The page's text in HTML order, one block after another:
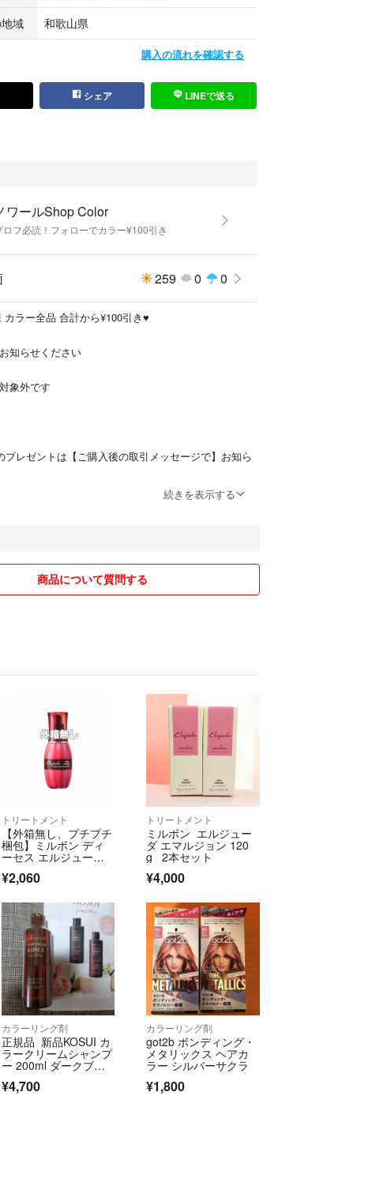
80g×１本
レーボトルなのですぐに使えます♪
本、ロングは２本必要
ラー コチラをタップ
アディクシー
ホワイトブリーチ ブルーブリーチ ワイエスパー
ー プリミエンス ナプラ N. イルミナ ウエラ ホーユ
フラン タマリス オージュア トキオ ブローネ サイ
ロンドプロ ダリヤ ヘンケル シエロ リーゼ パルテ
ラボ ビューティーン ムラサキシャンプー クオルシ
GATSBYをお使いの方も
画像に載せています
健局により許可を得ています）
域
和歌山県
購入の流れを確認する
シェア LINEで送る
ワールShop Color
ロフ必読！フォローでカラー¥100引き
259 0 0
♥️フォロワー様 カラー全品 合計から¥100引き♥️
知らせください
象外です
プレゼントは【ご購入後の取引メッセージで】お知ら
は一切加工していません♡
はすごく大事です！
責任でお願いします
ブリーチは脱色力がかなり弱いため出品保留中
て】
げ❌
き)同士の組み合わせ❌
場合は【🎀ありの合計金額】から割引きです
ついて】
続きを表示する
商品について質問する
トリートメント
【外箱無し、プチプチ
梱包】ミルボン ディ
ーセス エルジュー
ダ グレイスオンエマ
ルジョン 120ml
¥2,060
トリートメント
ミルボン エルジュー
ダ エマルジョン 120
g 2本セット
¥4,000
カラーリング剤
正規品 新品KOSUI カ
ラークリームシャンプ
ー 200ml ダークブラ
¥4,700
カラーリング剤
got2b ボンディング・
メタリックス ヘアカ
ラー シルバーサクラ
¥1,800